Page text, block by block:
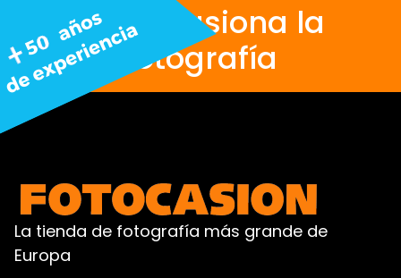
Nos apasiona la
fotografía
La tienda de fotografía más grande de
Europa